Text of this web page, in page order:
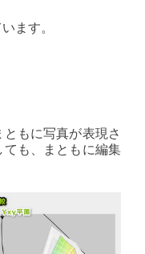
ます。
もに写真が表現さ
も、まともに編集